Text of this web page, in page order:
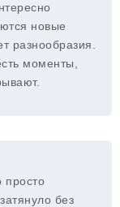
новые
разнообразия.
моменты,
просто
без